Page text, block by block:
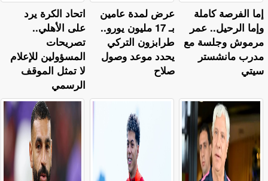
اتحاد الكرة يرد
على الأهلي..
تصريحات
المسؤولين للإعلام
لا تمثل الموقف
الرسمي
عرض لمدة عامين
بـ 17 مليون يورو..
طرابزون التركي
يحدد موعد وصول
صلاح
إما الفرصة كاملة
وإما الرحيل.. عمر
مرموش وجلسة مع
مدرب مانشستر
سيتي